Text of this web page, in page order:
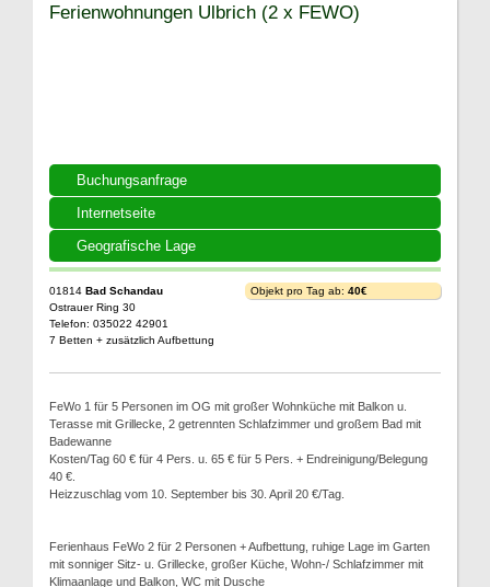
Buchungsanfrage
Internetseite
Geografische Lage
Ferienwohnungen Ulbrich (2 x FEWO)
01814 Bad Schandau
Ostrauer Ring 30
Telefon: 035022 42901
7 Betten + zusätzlich Aufbettung
Objekt pro Tag ab: 40€
FeWo 1 für 5 Personen im OG mit großer Wohnküche mit Balkon u.
Terasse mit Grillecke, 2 getrennten Schlafzimmer und großem Bad mit
Badewanne
Kosten/Tag 60 € für 4 Pers. u. 65 € für 5 Pers. + Endreinigung/Belegung
40 €.
Heizzuschlag vom 10. September bis 30. April 20 €/Tag.
Ferienhaus FeWo 2 für 2 Personen + Aufbettung, ruhige Lage im Garten
mit sonniger Sitz- u. Grillecke, großer Küche, Wohn-/ Schlafzimmer mit
Klimaanlage und Balkon, WC mit Dusche